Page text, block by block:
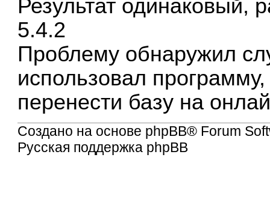
Результат одинаковый,
5.4.2
Проблему обнаружил
использовал
перенести базу на
Создано на основе phpBB® Forum
Русская поддержка phpBB